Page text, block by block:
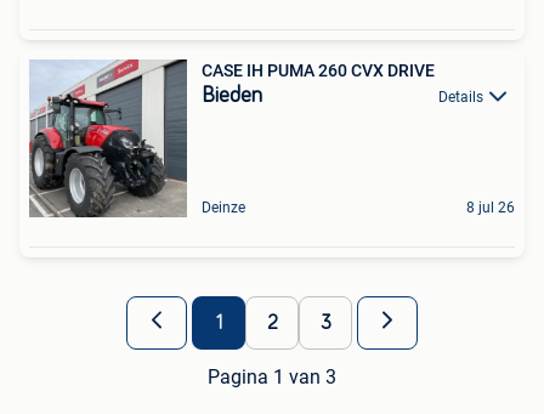
CASE IH PUMA 260 CVX DRIVE
Bieden Details
Deinze 8 jul 26
1 2 3
Pagina 1 van 3